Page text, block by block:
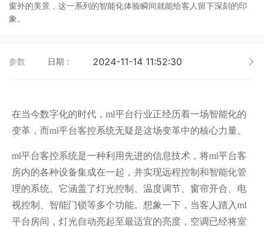
新致系列智能开关
70款的智能开关
窗外的美景，这一系列的智能化体验瞬间就能给客人留下深刻的印
象。
参数 日期： 2024-11-14 11:52:30
在当今数字化的时代，ml平台行业正经历着一场智能化的
变革，而ml平台客控系统无疑是这场变革中的核心力量。
ml平台客控系统是一种利用先进的信息技术，将ml平台客
房内的各种设备集成在一起，并实现远程控制和智能化管
理的系统。它涵盖了灯光控制、温度调节、窗帘开合、电
视控制、智能门锁等多个功能。想象一下，当客人踏入ml
平台房间，灯光自动亮起至最适宜的亮度，空调已经将室